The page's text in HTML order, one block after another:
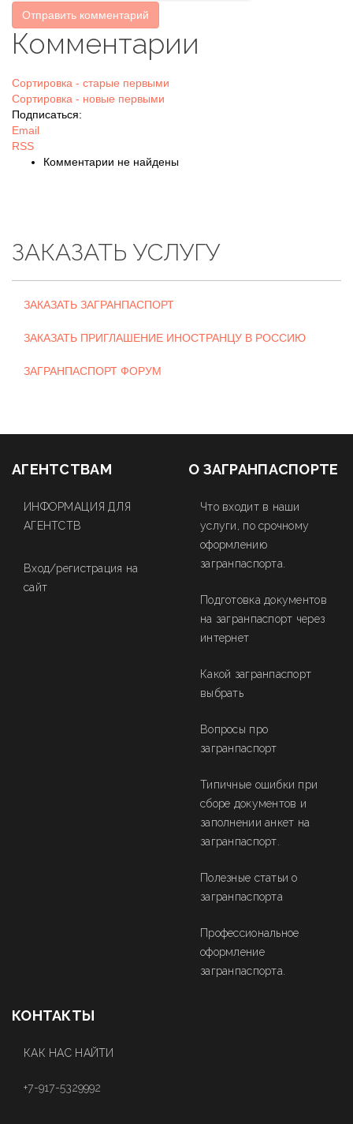
Отправить комментарий
Комментарии
Сортировка - старые первыми
Сортировка - новые первыми
Подписаться:
Email
RSS
Комментарии не найдены
ЗАКАЗАТЬ УСЛУГУ
ЗАКАЗАТЬ ЗАГРАНПАСПОРТ
ЗАКАЗАТЬ ПРИГЛАШЕНИЕ ИНОСТРАНЦУ В РОССИЮ
ЗАГРАНПАСПОРТ ФОРУМ
АГЕНТСТВАМ
ИНФОРМАЦИЯ ДЛЯ
АГЕНТСТВ
Вход/регистрация на
сайт
О ЗАГРАНПАСПОРТЕ
Что входит в наши
услуги, по срочному
оформлению
загранпаспорта.
Подготовка документов
на загранпаспорт через
интернет
Какой загранпаспорт
выбрать
Вопросы про
загранпаспорт
Типичные ошибки при
сборе документов и
заполнении анкет на
загранпаспорт.
Полезные статьи о
загранпаспорта
Профессиональное
оформление
загранпаспорта.
КОНТАКТЫ
КАК НАС НАЙТИ
+7-917-5329992